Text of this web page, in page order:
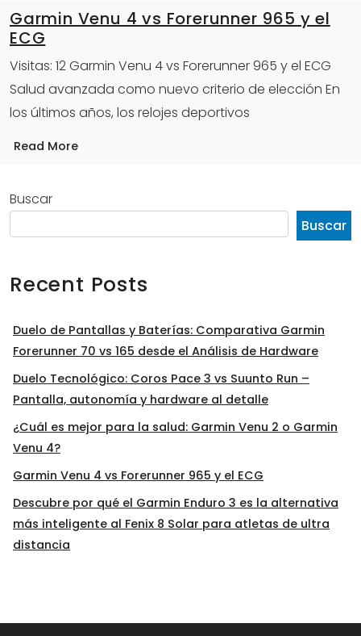
Garmin Venu 4 vs Forerunner 965 y el
ECG
Visitas: 12 Garmin Venu 4 vs Forerunner 965 y el ECG
Salud avanzada como nuevo criterio de elección En
los últimos años, los relojes deportivos
Read More
Buscar
Buscar
Recent Posts
Duelo de Pantallas y Baterías: Comparativa Garmin
Forerunner 70 vs 165 desde el Análisis de Hardware
Duelo Tecnológico: Coros Pace 3 vs Suunto Run –
Pantalla, autonomía y hardware al detalle
¿Cuál es mejor para la salud: Garmin Venu 2 o Garmin
Venu 4?
Garmin Venu 4 vs Forerunner 965 y el ECG
Descubre por qué el Garmin Enduro 3 es la alternativa
más inteligente al Fenix 8 Solar para atletas de ultra
distancia